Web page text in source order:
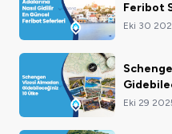
Feribot
Eki 30
Eki 29